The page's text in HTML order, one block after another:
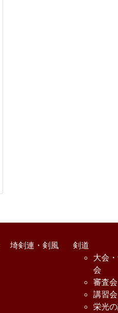
埼剣連・剣風
剣道
大会
会
審査会
講習会
栄光